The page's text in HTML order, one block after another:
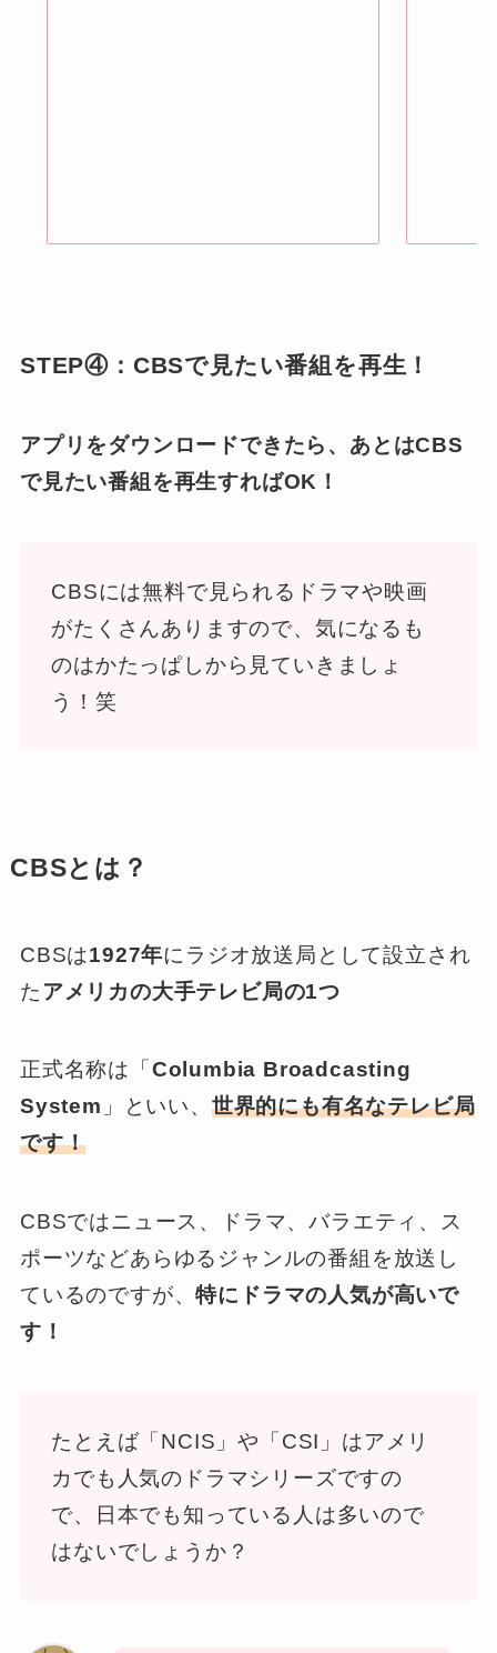
STEP④：CBSで見たい番組を再生！
アプリをダウンロードできたら、あとはCBS
で見たい番組を再生すればOK！
CBSには無料で見られるドラマや映画
がたくさんありますので、気になるも
のはかたっぱしから見ていきましょ
う！笑
CBSとは？
CBSは1927年にラジオ放送局として設立され
た アメリカの大手テレビ局の1つ
正式名称は「 Columbia Broadcasting
System 」といい、 世界的にも有名なテレビ局
です！
CBSではニュース、ドラマ、バラエティ、ス
ポーツなどあらゆるジャンルの番組を放送し
ているのですが、特にドラマの人気が高いで
す！
たとえば「NCIS」や「CSI」はアメリ
カでも人気のドラマシリーズですの
で、日本でも知っている人は多いので
はないでしょうか？